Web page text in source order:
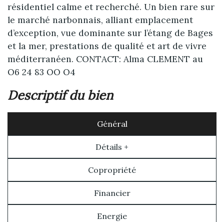
résidentiel calme et recherché. Un bien rare sur
le marché narbonnais, alliant emplacement
d’exception, vue dominante sur l’étang de Bages
et la mer, prestations de qualité et art de vivre
méditerranéen. CONTACT: Alma CLEMENT au
O6 24 83 OO O4
descriptif du bien
Général
Détails +
Copropriété
Financier
Energie